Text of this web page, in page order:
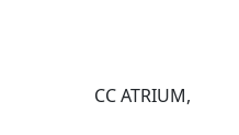
CC ATRIUM,